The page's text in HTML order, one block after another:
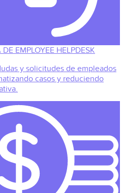
EMPLOYEE HELPDESK
y solicitudes de empleados
casos y reduciendo